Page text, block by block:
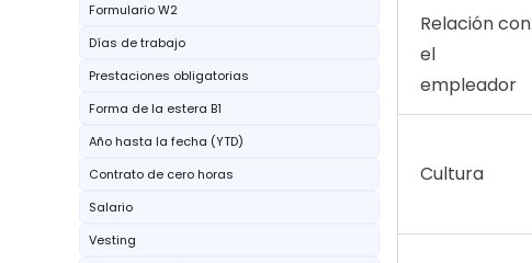
Formulario W2
Días de trabajo
Prestaciones obligatorias
Forma de la estera B1
Año hasta la fecha (YTD)
Contrato de cero horas
Salario
Vesting
Relación con
el
empleador
Cultura